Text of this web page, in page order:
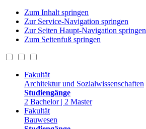
Zum Inhalt springen
Zur Service-Navigation springen
Zur Seiten Haupt-Navigation springen
Zum Seitenfuß springen
Fakultät
Architektur und Sozialwissenschaften
Studiengänge
2 Bachelor | 2 Master
Fakultät
Bauwesen